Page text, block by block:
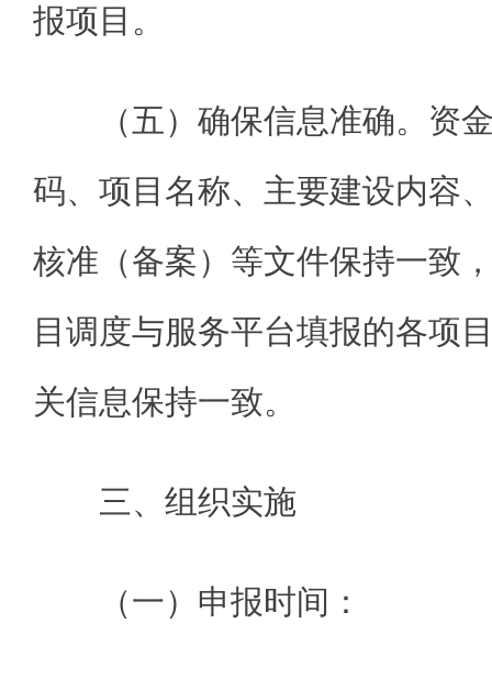
报项目。
（五）确保信息准确。资
码、项目名称、主要建设内容
核准（备案）等文件保持一致
目调度与服务平台填报的各项
关信息保持一致。
三、组织实施
（一）申报时间：